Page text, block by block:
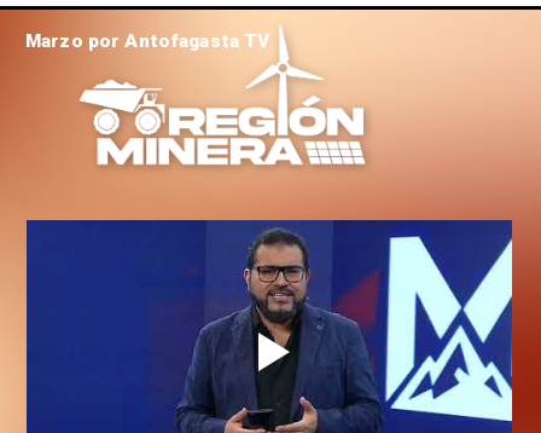
Marzo por Antofagasta TV